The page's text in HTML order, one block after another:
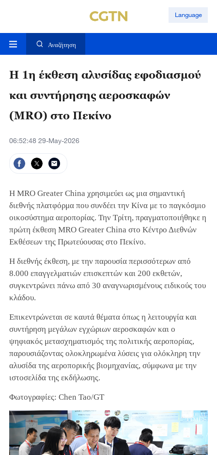
Language
Αναζήτηση
Η 1η έκθεση αλυσίδας εφοδιασμού
και συντήρησης αεροσκαφών
(MRO) στο Πεκίνο
06:52:48 29-May-2026
Η MRO Greater China χρησιμεύει ως μια σημαντική
διεθνής πλατφόρμα που συνδέει την Κίνα με το παγκόσμιο
οικοσύστημα αεροπορίας. Την Τρίτη, πραγματοποιήθηκε η
πρώτη έκθεση MRO Greater China στο Κέντρο Διεθνών
Εκθέσεων της Πρωτεύουσας στο Πεκίνο.
Η διεθνής έκθεση, με την παρουσία περισσότερων από
8.000 επαγγελματιών επισκεπτών και 200 εκθετών,
συγκεντρώνει πάνω από 30 αναγνωρισμένους ειδικούς του
κλάδου.
Επικεντρώνεται σε καυτά θέματα όπως η λειτουργία και
συντήρηση μεγάλων εγχώριων αεροσκαφών και ο
ψηφιακός μετασχηματισμός της πολιτικής αεροπορίας,
παρουσιάζοντας ολοκληρωμένα λύσεις για ολόκληρη την
αλυσίδα της αεροπορικής βιομηχανίας, σύμφωνα με την
ιστοσελίδα της εκδήλωσης.
Φωτογραφίες: Chen Tao/GT